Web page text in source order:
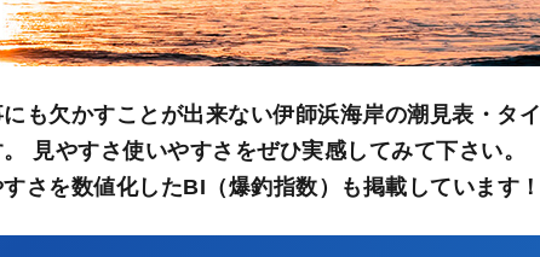
も欠かすことが出来ない伊師浜海岸の潮見表・タイ
見やすさ使いやすさをぜひ実感してみて下さい。
さを数値化したBI（爆釣指数）も掲載しています！